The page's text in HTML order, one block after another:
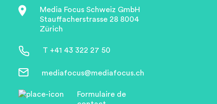
Media Focus Schweiz GmbH
Stauffacherstrasse 28 8004
Zürich
T +41 43 322 27 50
mediafocus@mediafocus.ch
Formulaire de